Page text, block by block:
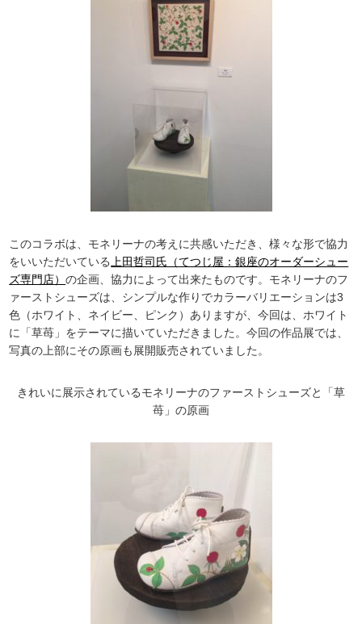
このコラボは、モネリーナの考えに共感いただき、様々な形で協力
をいいただいている上田哲司氏（てつじ屋：銀座のオーダーシュー
ズ専門店）の企画、協力によって出来たものです。モネリーナのフ
ァーストシューズは、シンプルな作りでカラーバリエーションは3
色（ホワイト、ネイビー、ピンク）ありますが、今回は、ホワイト
に「草苺」をテーマに描いていただきました。今回の作品展では、
写真の上部にその原画も展開販売されていました。
きれいに展示されているモネリーナのファーストシューズと「草
苺」の原画